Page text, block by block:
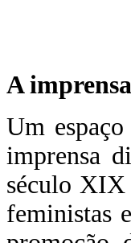
A imprensa
Um
imprensa
século XIX
feministas